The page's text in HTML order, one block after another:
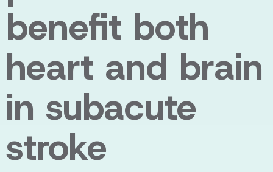
benefit both
heart and brain
in subacute
stroke